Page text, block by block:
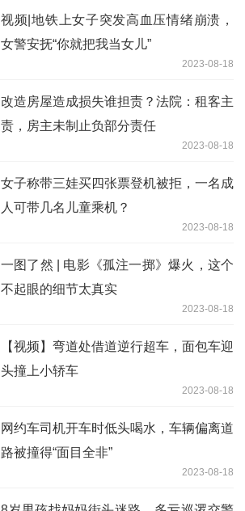
视频|地铁上女子突发高血压情绪崩溃，
女警安抚“你就把我当女儿”
2023-08-18
改造房屋造成损失谁担责？法院：租客主
责，房主未制止负部分责任
2023-08-18
女子称带三娃买四张票登机被拒，一名成
人可带几名儿童乘机？
2023-08-18
一图了然 | 电影《孤注一掷》爆火，这个
不起眼的细节太真实
2023-08-18
【视频】弯道处借道逆行超车，面包车迎
头撞上小轿车
2023-08-18
网约车司机开车时低头喝水，车辆偏离道
路被撞得“面目全非”
2023-08-18